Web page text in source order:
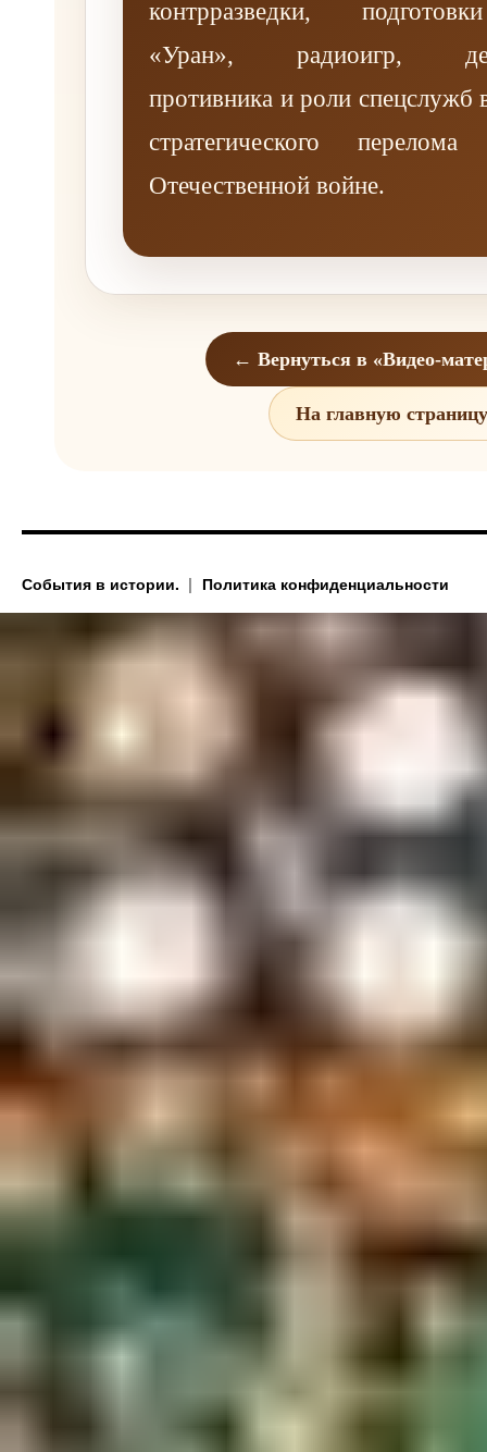
контрразведки,
«Уран», радиоигр,
противника и роли спецслужб
стратегического
Отечественной войне.
← Вернуться в «Видео-
На главную страницу
События в истории. Политика конфиденциальности